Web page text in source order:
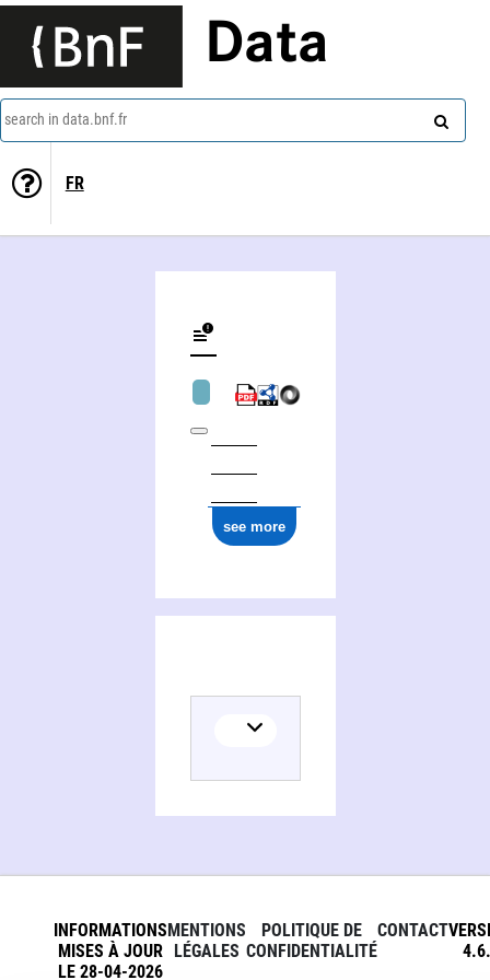
Data
search in data.bnf.fr
FR
see more
INFORMATIONS
MISES À JOUR
LE 28-04-2026
MENTIONS
LÉGALES
POLITIQUE DE
CONFIDENTIALITÉ
CONTACT